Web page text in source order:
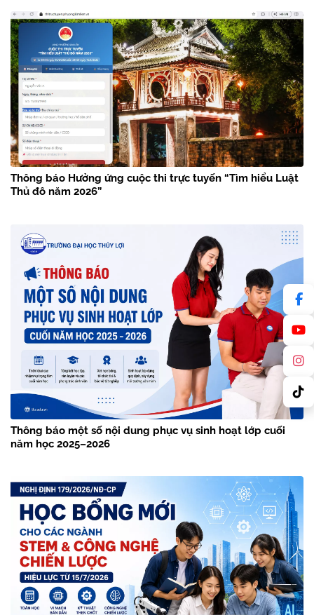
Thông báo Hưởng ứng cuộc thi trực tuyến “Tìm hiểu Luật
Thủ đô năm 2026”
Thông báo một số nội dung phục vụ sinh hoạt lớp cuối
năm học 2025–2026